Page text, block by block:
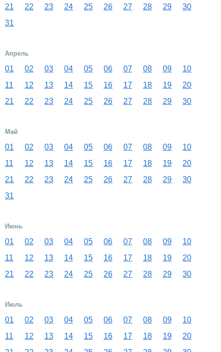
21
22 23 24 25 26 27 28 29
30
31
Апрель
01 02 03 04 05 06 07 08 09
10
11
12 13 14 15 16 17 18 19
20
21
22 23 24 25 26 27 28 29 30
Май
01 02 03 04 05 06 07 08 09
10
11
12 13 14 15 16 17 18 19
20
21
22 23 24 25 26 27 28 29
30
31
Июнь
01 02 03 04 05 06 07 08 09
10
11
12 13 14 15 16 17 18 19
20
21
22 23 24 25 26 27 28 29 30
Июль
01 02 03 04 05 06 07 08 09
10
11
12 13 14 15 16 17 18 19
20